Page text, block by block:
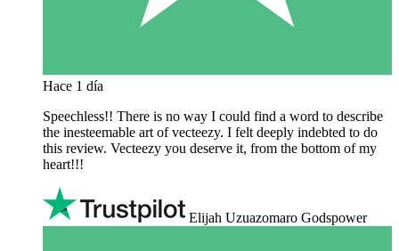
Hace 1 día
Speechless!! There is no way I could find a word to describe
the inesteemable art of vecteezy. I felt deeply indebted to do
this review. Vecteezy you deserve it, from the bottom of my
heart!!!
Elijah Uzuazomaro Godspower